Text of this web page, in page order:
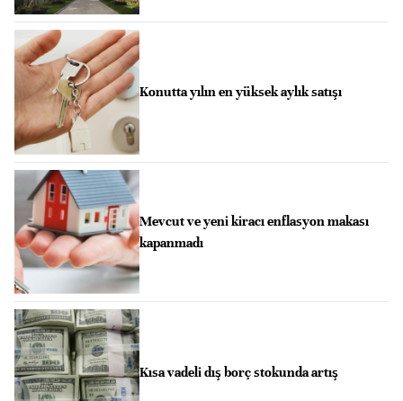
Konutta yılın en yüksek aylık satışı
Mevcut ve yeni kiracı enflasyon makası
kapanmadı
Kısa vadeli dış borç stokunda artış